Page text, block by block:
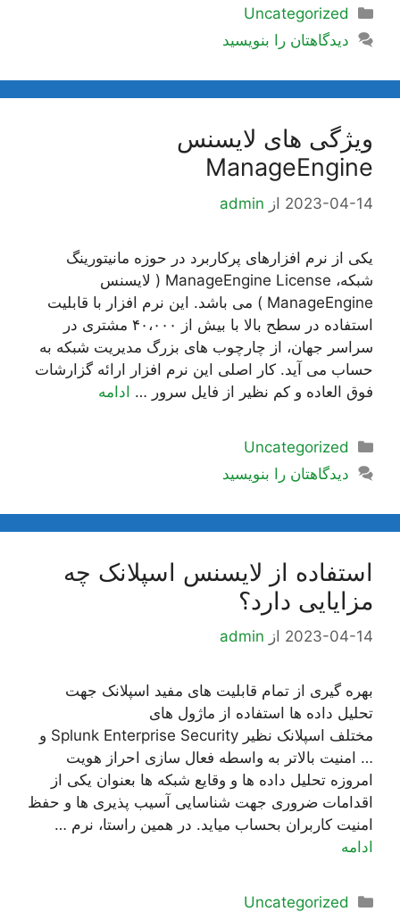
دسته‌ها
Uncategorized
دیدگاهتان را بنویسید
ویژگی های لایسنس
ManageEngine
2023-04-14 از admin
یکی از نرم افزارهای پرکاربرد در حوزه مانیتورینگ
شبکه، ManageEngine License ( لایسنس
ManageEngine ) می باشد. این نرم افزار با قابلیت
استفاده در سطح بالا با بیش از ۴۰،۰۰۰ مشتری در
سراسر جهان، از چارچوب های بزرگ مدیریت شبکه به
حساب می آید. کار اصلی این نرم افزار ارائه گزارشات
فوق العاده و کم نظیر از فایل سرور … ادامه
دسته‌ها
Uncategorized
دیدگاهتان را بنویسید
استفاده از لایسنس اسپلانک چه
مزایایی دارد؟
2023-04-14 از admin
بهره گیری از تمام قابلیت های مفید اسپلانک جهت
تحلیل داده ها استفاده از ماژول های
مختلف اسپلانک نظیر Splunk Enterprise Security و
… امنیت بالاتر به واسطه فعال سازی احراز هویت
امروزه تحلیل داده ها و وقایع شبکه ها بعنوان یکی از
اقدامات ضروری جهت شناسایی آسیب پذیری ها و حفظ
امنیت کاربران بحساب میاید. در همین راستا، نرم …
ادامه
دسته‌ها
Uncategorized